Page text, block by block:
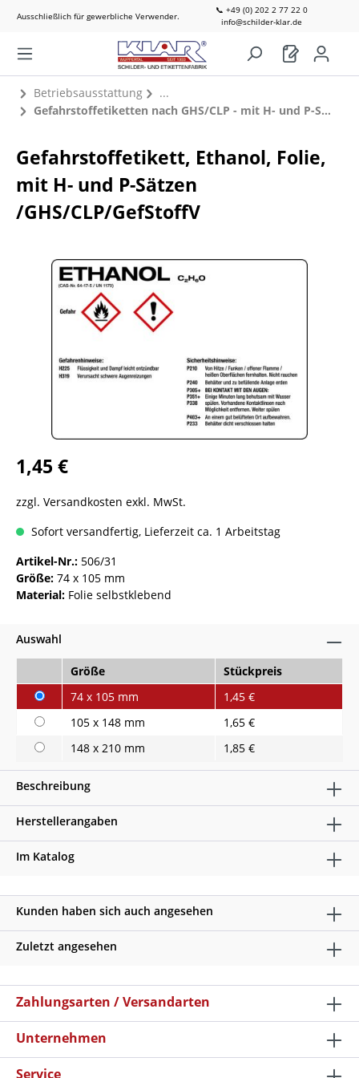
Ausschließlich für gewerbliche Verwender.
📞 +49 (0) 202 2 77 22 0
info@schilder-klar.de
Betriebsausstattung
Gefahrstoffetiketten nach GHS/CLP - mit H- und P-Sätzen
Gefahrstoffetikett, Ethanol, Folie,
mit H- und P-Sätzen
/GHS/CLP/GefStoffV
1,45 €
zzgl. Versandkosten exkl. MwSt.
Sofort versandfertig, Lieferzeit ca. 1 Arbeitstag
Artikel-Nr.: 506/31
Größe: 74 x 105 mm
Material: Folie selbstklebend
Auswahl
Größe
Stückpreis
74 x 105 mm
1,45 €
105 x 148 mm
1,65 €
148 x 210 mm
1,85 €
Beschreibung
Herstellerangaben
Im Katalog
Kunden haben sich auch angesehen
Zuletzt angesehen
Zahlungsarten / Versandarten
Unternehmen
Service